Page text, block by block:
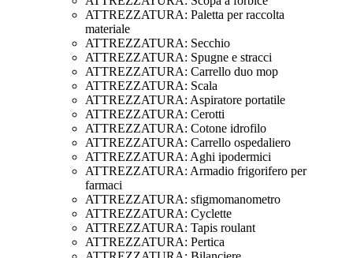
ATTREZZATURA: Paletta per raccolta
materiale
ATTREZZATURA: Secchio
ATTREZZATURA: Spugne e stracci
ATTREZZATURA: Carrello duo mop
ATTREZZATURA: Scala
ATTREZZATURA: Aspiratore portatile
ATTREZZATURA: Cerotti
ATTREZZATURA: Cotone idrofilo
ATTREZZATURA: Carrello ospedaliero
ATTREZZATURA: Aghi ipodermici
ATTREZZATURA: Armadio frigorifero per
farmaci
ATTREZZATURA: sfigmomanometro
ATTREZZATURA: Cyclette
ATTREZZATURA: Tapis roulant
ATTREZZATURA: Pertica